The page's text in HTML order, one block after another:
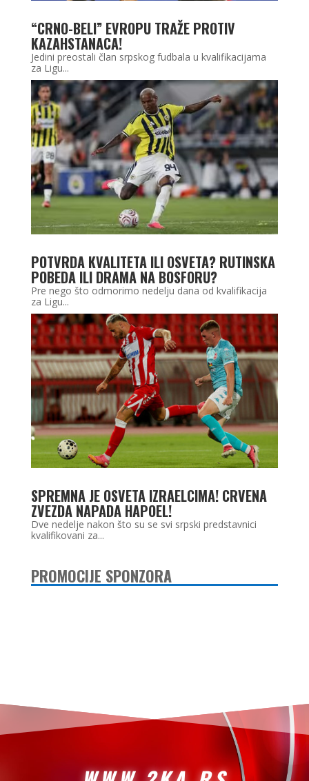
“CRNO-BELI” EVROPU TRAŽE PROTIV
KAZAHSTANACA!
Jedini preostali član srpskog fudbala u kvalifikacijama
za Ligu...
POTVRDA KVALITETA ILI OSVETA? RUTINSKA
POBEDA ILI DRAMA NA BOSFORU?
Pre nego što odmorimo nedelju dana od kvalifikacija
za Ligu...
SPREMNA JE OSVETA IZRAELCIMA! CRVENA
ZVEZDA NAPADA HAPOEL!
Dve nedelje nakon što su se svi srpski predstavnici
kvalifikovani za...
PROMOCIJE SPONZORA